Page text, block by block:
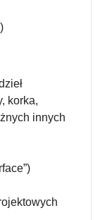
korka,
innych